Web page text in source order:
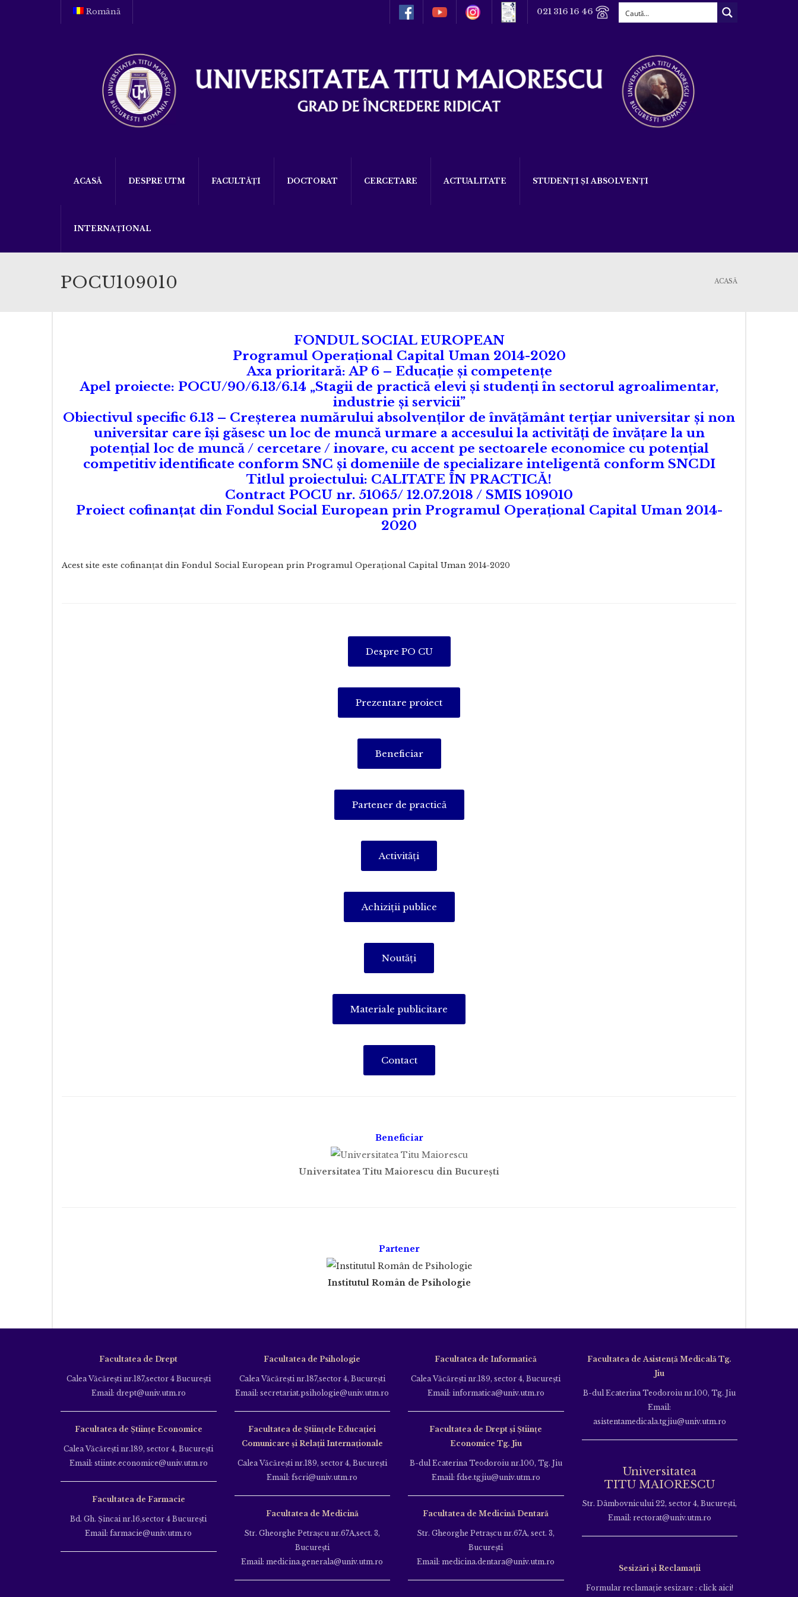
Română 021 316 16 46
ACASĂ DESPRE UTM FACULTĂȚI DOCTORAT CERCETARE ACTUALITATE STUDENȚI ȘI ABSOLVENȚI
INTERNAȚIONAL
POCU109010 ACASĂ
FONDUL SOCIAL EUROPEAN
Programul Operaţional Capital Uman 2014-2020
Axa prioritară: AP 6 – Educație și competențe
Apel proiecte: POCU/90/6.13/6.14 „Stagii de practică elevi și studenți în sectorul agroalimentar,
industrie și servicii”
Obiectivul specific 6.13 – Creșterea numărului absolvenților de învățământ terțiar universitar și non
universitar care își găsesc un loc de muncă urmare a accesului la activități de învățare la un
potențial loc de muncă / cercetare / inovare, cu accent pe sectoarele economice cu potențial
competitiv identificate conform SNC și domeniile de specializare inteligentă conform SNCDI
Titlul proiectului: CALITATE ÎN PRACTICĂ!
Contract POCU nr. 51065/ 12.07.2018 / SMIS 109010
Proiect cofinanţat din Fondul Social European prin Programul Operaţional Capital Uman 2014-
2020
Acest site este cofinanţat din Fondul Social European prin Programul Operaţional Capital Uman 2014-2020
Despre PO CU
Prezentare proiect
Beneficiar
Partener de practică
Activităţi
Achiziţii publice
Noutăţi
Materiale publicitare
Contact
Beneficiar
Universitatea Titu Maiorescu din Bucureşti
Partener
Institutul Român de Psihologie
Facultatea de Drept
Calea Văcăreşti nr.187,sector 4 Bucureşti
Email: drept@univ.utm.ro
Facultatea de Științe Economice
Calea Văcăreşti nr.189, sector 4, Bucureşti
Email: stiinte.economice@univ.utm.ro
Facultatea de Farmacie
Bd. Gh. Şincai nr.16,sector 4 Bucureşti
Email: farmacie@univ.utm.ro
Facultatea de Psihologie
Calea Văcăreşti nr.187,sector 4, Bucureşti
Email: secretariat.psihologie@univ.utm.ro
Facultatea de Ştiinţele Educației
Comunicare și Relații Internaționale
Calea Văcăreşti nr.189, sector 4, Bucureşti
Email: fscri@univ.utm.ro
Facultatea de Medicină
Str. Gheorghe Petraşcu nr.67A,sect. 3,
Bucureşti
Email: medicina.generala@univ.utm.ro
Facultatea de Informatică
Calea Văcăreşti nr.189, sector 4, Bucureşti
Email: informatica@univ.utm.ro
Facultatea de Drept și Științe
Economice Tg. Jiu
B-dul Ecaterina Teodoroiu nr.100, Tg. Jiu
Email: fdse.tgjiu@univ.utm.ro
Facultatea de Medicină Dentară
Str. Gheorghe Petraşcu nr.67A, sect. 3,
Bucureşti
Email: medicina.dentara@univ.utm.ro
Facultatea de Asistență Medicală Tg.
Jiu
B-dul Ecaterina Teodoroiu nr.100, Tg. Jiu
Email:
asistentamedicala.tgjiu@univ.utm.ro
Universitatea
TITU MAIORESCU
Str. Dâmbovnicului 22, sector 4, București,
Email: rectorat@univ.utm.ro
Sesizări și Reclamații
Formular reclamație sesizare : click aici!